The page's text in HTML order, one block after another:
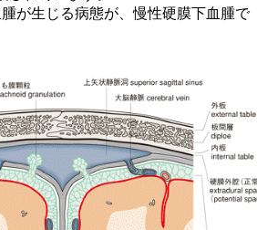
が生じる病態が、慢性硬膜下血腫で